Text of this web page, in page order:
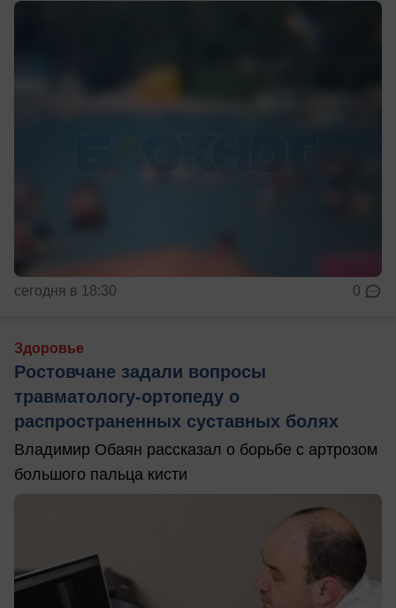
сегодня в 18:30 0
Здоровье
Ростовчане задали вопросы
травматологу-ортопеду о
распространенных суставных болях
Владимир Обаян рассказал о борьбе с артрозом
большого пальца кисти